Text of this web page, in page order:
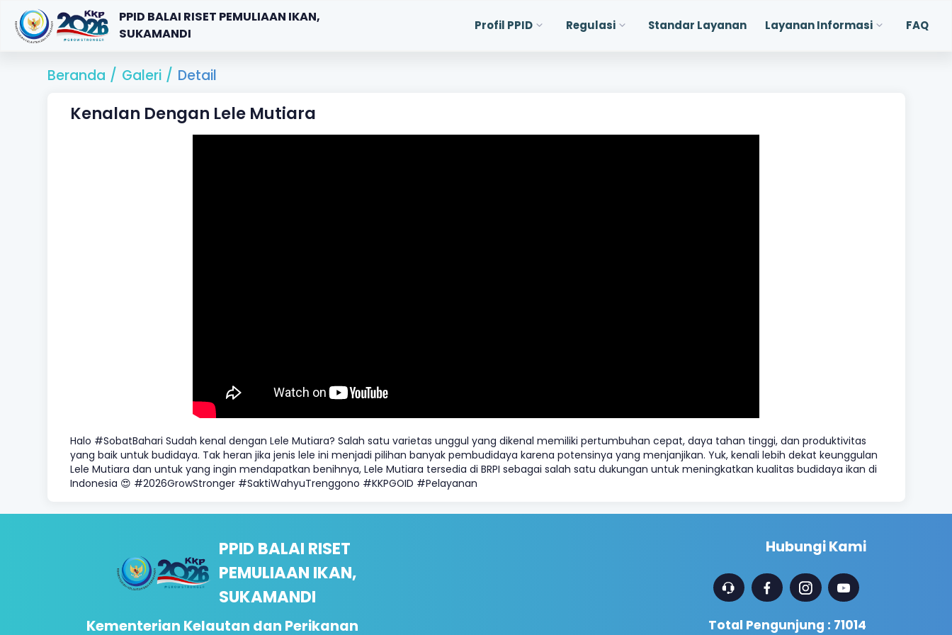
PPID BALAI RISET PEMULIAAN IKAN,
SUKAMANDI
Profil PPID Regulasi Standar Layanan Layanan Informasi FAQ
Beranda / Galeri / Detail
Kenalan Dengan Lele Mutiara
Halo #SobatBahari Sudah kenal dengan Lele Mutiara? Salah satu varietas unggul yang dikenal memiliki pertumbuhan cepat, daya tahan tinggi, dan produktivitas
yang baik untuk budidaya. Tak heran jika jenis lele ini menjadi pilihan banyak pembudidaya karena potensinya yang menjanjikan. Yuk, kenali lebih dekat keunggulan
Lele Mutiara dan untuk yang ingin mendapatkan benihnya, Lele Mutiara tersedia di BRPI sebagai salah satu dukungan untuk meningkatkan kualitas budidaya ikan di
Indonesia 😍 #2026GrowStronger #SaktiWahyuTrenggono #KKPGOID #Pelayanan
PPID BALAI RISET
PEMULIAAN IKAN,
SUKAMANDI
Kementerian Kelautan dan Perikanan
Hubungi Kami
Total Pengunjung : 71014